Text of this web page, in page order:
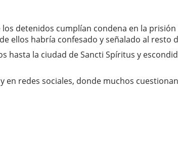
detenidos cumplían condena en la
ellos habría confesado y señalado al resto
la ciudad de Sancti Spíritus y
redes sociales, donde muchos